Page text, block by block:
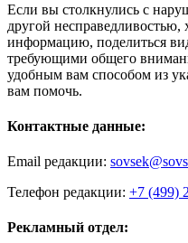
Если вы столкнулись с
другой
информацию, поделиться
требующими общего
удобным вам способом из
вам помочь.
Контактные данные:
Email редакции:
Телефон редакции: +7 (499)
Рекламный отдел: